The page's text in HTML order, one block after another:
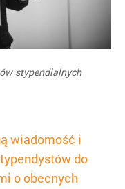
stypendialnych
wiadomość i
do
o obecnych